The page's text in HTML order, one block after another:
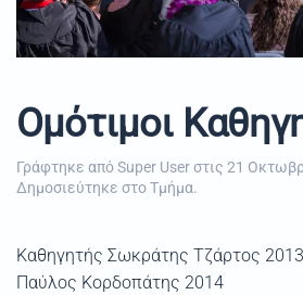
Ομότιμοι
Γράφτηκε από Super User στις 21
Δημοσιεύτηκε στοΤμήμα.
Καθηγητής Σωκράτης Τζάρτος
Παύλος Κορδοπάτης 2014